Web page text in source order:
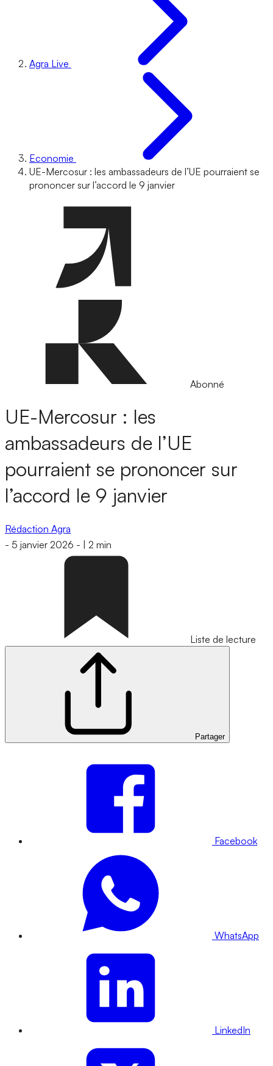
Agra Live
Economie
UE-Mercosur : les ambassadeurs de l’UE pourraient se
prononcer sur l’accord le 9 janvier
Abonné
UE-Mercosur : les
ambassadeurs de l’UE
pourraient se prononcer sur
l’accord le 9 janvier
Rédaction Agra
- 5 janvier 2026 - 2 min
Liste de lecture
Partager
Facebook
WhatsApp
LinkedIn